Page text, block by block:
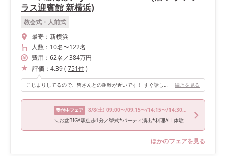
ラス迎賓館 新横浜)
教会式・人前式
最寄： 新横浜
人数： 10名〜122名
費用： 62名 ／384万円
評価： 4.39( 751件)
こじまりしてるので、皆さんとの距離が近いです！ すぐ話しかけれるし、入場のときも目合いまくりです(*^^*)また、2階の階段からの入場、もしくはガーデンからの入場が可能です！ 続きを見る
受付中フェア 8/8(土) 09:00〜/09:15〜/14:15〜/14:30〜/18:00〜
＼お盆BIG*駅徒歩1分／挙式*パーティ演出*料理ALL体験
ほかのフェアを見る